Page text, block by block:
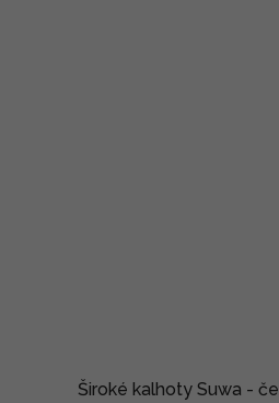
Široké kalhoty Suwa -